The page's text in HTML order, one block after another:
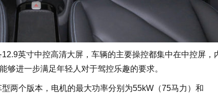
英寸中控高清大屏，车辆的主要操控都集中在中控屏，
够进一步满足年轻人对于驾控乐趣的要求。
个版本，电机的最大功率分别为55kW（75马力）和